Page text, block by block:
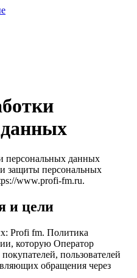
персональных данных
защиты персональных
www.profi-fm.ru.
и цели
Profi fm. Политика
которую Оператор
пользователей
обращения через